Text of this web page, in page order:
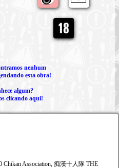
nenhum
esta obra!
algum?
clicando aqui!
Chikan Association, 痴漢十人隊 THE